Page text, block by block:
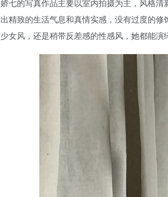
娇七的写真作品主要以室内拍摄为主，风格
出精致的生活气息和真情实感，没有过度的
少女风，还是稍带反差感的性感风，她都能演